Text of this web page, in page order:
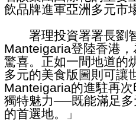
飲品牌進軍亞洲多元市
署理投資署署長劉
Manteigaria登陸香港
驚喜。正如一間地道的
多元的美食版圖則可讓
Manteigaria的進駐再
獨特魅力──既能滿足
的首選地。」